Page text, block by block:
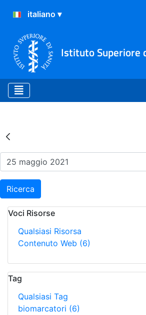
Istituto Superiore
Risultati della
Ricerca
Voci Risorse
Qualsiasi Risorsa
Contenuto Web (6)
Tag
Qualsiasi Tag
biomarcatori (6)